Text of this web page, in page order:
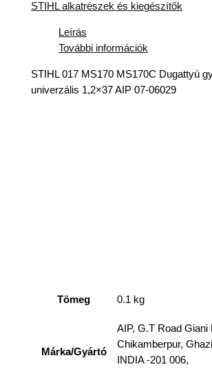
STIHL alkatrészek és kiegészítők
Leírás
További információk
STIHL 017 MS170 MS170C Dugattyú
univerzális 1,2×37 AIP 07-06029
Tömeg 0.1 kg
Márka/Gyártó
AIP, G.T Road Giani
Chikamberpur,
INDIA -201 006,